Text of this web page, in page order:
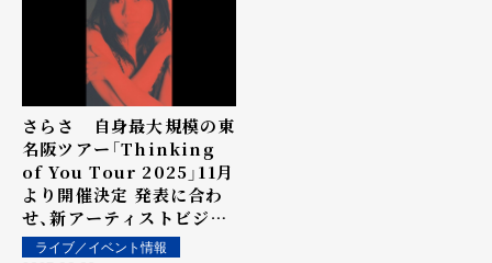
さらさ 自身最大規模の東
名阪ツアー「Thinking
of You Tour 2025」11月
より開催決定 発表に合わ
せ、新アーティストビジュ
アルも公開
ライブ／イベント情報